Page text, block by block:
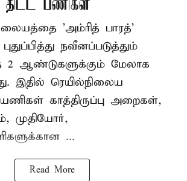
திட்ட பணிகள்
'அம்ரித் பாரத்'
நவீனப்படுத்தும்
2 ஆண்டுகளுக்கும் மேலாக
இதில் ரெயில்நிலைய
காத்திருப்பு அறைகள்,
முதியோர்,
...
Read More